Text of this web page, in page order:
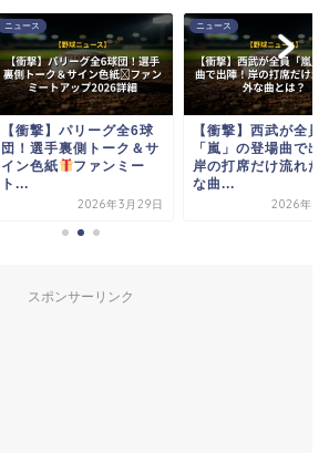
ニュース
【衝撃】パリーグ全6球
団！選手裏側トーク＆サ
イン色紙
ファンミー
ト...
2026年3月29日
ニュース
【衝撃】西武が全員
「嵐」の登場曲で出
岸の打席だけ流れた
な曲...
2026年5
スポンサーリンク